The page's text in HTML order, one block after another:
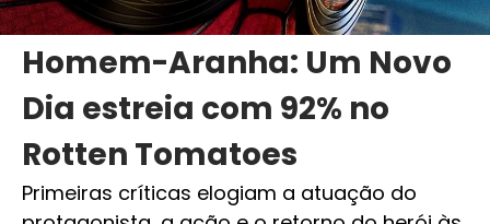
Homem-Aranha: Um Novo
Dia estreia com 92% no
Rotten Tomatoes
Primeiras críticas elogiam a atuação do